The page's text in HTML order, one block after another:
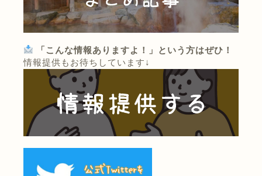
「こんな情報ありますよ！」という方はぜひ！
情報提供もお待ちしています↓